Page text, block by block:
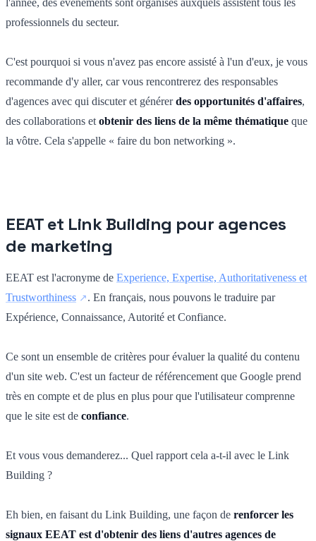
professionnels du secteur.
C'est pourquoi si vous n'avez pas encore assisté à l'un d'eux, je vous
recommande d'y aller, car vous rencontrerez des responsables
d'agences avec qui discuter et générerdes opportunités d'affaires,
des collaborations et obtenir des liens de la même thématique que
la vôtre. Cela s'appelle « faire du bon networking ».
EEAT et Link Building pour agences
de marketing
EEAT est l'acronyme de Experience, Expertise, Authoritativeness et
Trustworthiness
. En français, nous pouvons le traduire par
Expérience, Connaissance, Autorité et Confiance.
Ce sont un ensemble de critères pour évaluer la qualité du contenu
d'un site web. C'est un facteur de référencement que Google prend
très en compte et de plus en plus pour que l'utilisateur comprenne
que le site est de confiance.
Et vous vous demanderez... Quel rapport cela a-t-il avec le Link
Building ?
Eh bien, en faisant du Link Building, une façon de renforcer les
signaux EEAT est d'obtenir des liens d'autres agences de